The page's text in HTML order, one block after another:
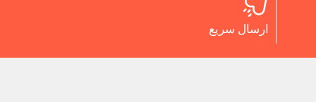
ارسال سریع